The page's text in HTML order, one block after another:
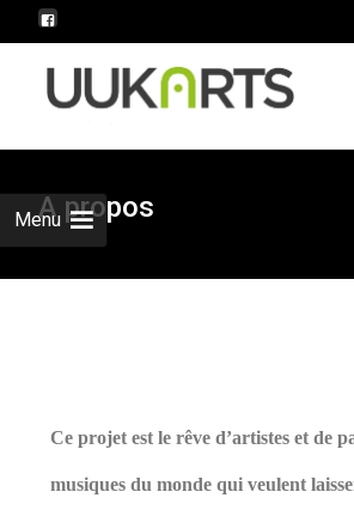
MenuA propos
Ce projet est le rêve d’artistes et de
musiques du monde qui veulent